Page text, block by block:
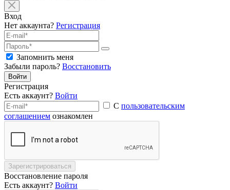
Вход
Нет аккаунта? Регистрация
Запомнить меня
Забыли пароль? Восстановить
Войти
Регистрация
Есть аккаунт? Войти
С пользовательским
соглашением ознакомлен
Зарегистрироваться
Восстановление пароля
Есть аккаунт? Войти